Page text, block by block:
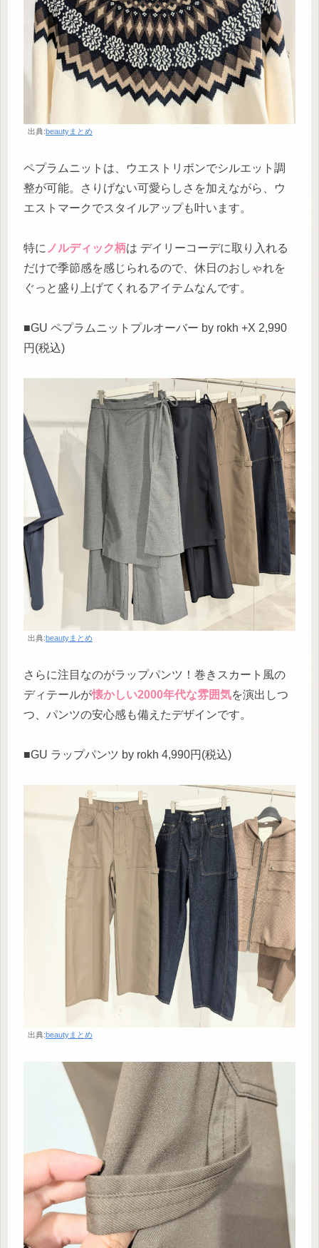
出典:beautyまとめ
ペプラムニットは、ウエストリボンでシルエット調
整が可能。さりげない可愛らしさを加えながら、ウ
エストマークでスタイルアップも叶います。
特に ノルディック柄は デイリーコーデに取り入れる
だけで季節感を感じられるので、休日のおしゃれを
ぐっと盛り上げてくれるアイテムなんです。
■GU ペプラムニットプルオーバー by rokh +X 2,990
円(税込)
出典:beautyまとめ
さらに注目なのがラップパンツ！巻きスカート風の
ディテールが懐かしい2000年代な雰囲気を演出しつ
つ、パンツの安心感も備えたデザインです。
■GU ラップパンツ by rokh 4,990円(税込)
出典:beautyまとめ